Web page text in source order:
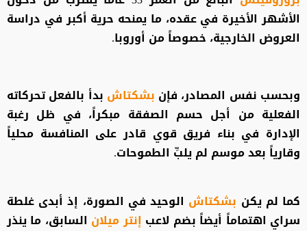
الأشهر الأخيرة في عقده، ما يمنحه حرية أكبر في دراسة
العروض الخارجية، خصوصاً من أوروبا.
وبحسب نفس المصادر، فإن بشكتاش بدأ بالفعل تحركاته
الفعلية من أجل حسم الصفقة مبكراً، في ظل رغبة
الإدارة في بناء فريق قوي قادر على المنافسة محلياً
وقارياً بعد موسم لم يلبِّ الطموحات.
كما لم يكن بشكتاش الوحيد في الصورة، إذ أبدى غلطة
سراي اهتماماً أيضاً بضم لاعب إنتر ميلان السابق، ما ينذر